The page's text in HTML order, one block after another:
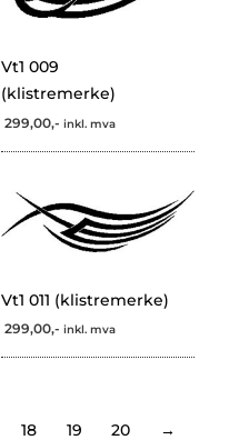
Vt1 009
(klistremerke)
299,00,- inkl. mva
Vt1 011 (klistremerke)
299,00,- inkl. mva
18 19 20 →